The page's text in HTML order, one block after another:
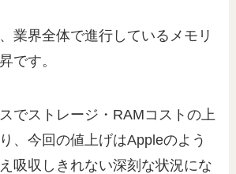
業界全体で進行しているメモリ
です。
でストレージ・RAMコストの上
、今回の値上げはAppleのよう
吸収しきれない深刻な状況にな